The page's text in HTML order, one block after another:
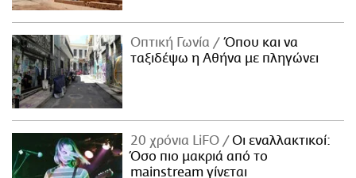
Οπτική Γωνία
Όπου και να
ταξιδέψω η Αθήνα με πληγώνει
20 χρόνια LiFO
Οι εναλλακτικοί:
Όσο πιο μακριά από το
mainstream γίνεται